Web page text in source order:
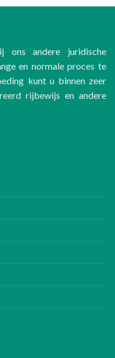
andere juridische
en normale proces te
kunt u binnen zeer
rijbewijs en andere